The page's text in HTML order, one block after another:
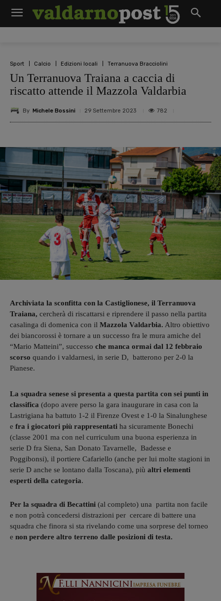
Sport Calcio Edizioni locali Terranuova Bracciolini
Un Terranuova Traiana a caccia di
riscatto attende il Mazzola Valdarbia
By Michele Bossini 29 Settembre 2023 782
Archiviata la sconfitta con la Castiglionese, il Terranuova
Traiana, cercherà di riscattarsi e riprendere il passo nella partita
casalinga di domenica con il Mazzola Valdarbia. Altro obiettivo
dei biancorossi è tornare a un successo fra le mura amiche del
“Mario Matteini”, successo che manca ormai dal 12 febbraio
scorso quando i valdarnesi, in serie D, batterono per 2-0 la
Pianese.
La squadra senese si presenta a questa partita con sei punti in
classifica (dopo avere perso la gara inaugurare in casa con la
Lastrigiana ha battuto 1-2 il Firenze Ovest e 1-0 la Sinalunghese
e fra i giocatori più rappresentati ha sicuramente Bonechi
(classe 2001 ma con nel curriculum una buona esperienza in
serie D fra Siena, San Donato Tavarnelle, Badesse e
Poggibonsi), il portiere Cafariello (anche per lui molte stagioni in
serie D anche se lontano dalla Toscana), più altri elementi
esperti della categoria.
Per la squadra di Becattini (al completo) una partita non facile
e non potrà concedersi distrazioni per cercare di battere una
squadra che finora si sta rivelando come una sorprese del torneo
e non perdere altro terreno dalle posizioni di testa.